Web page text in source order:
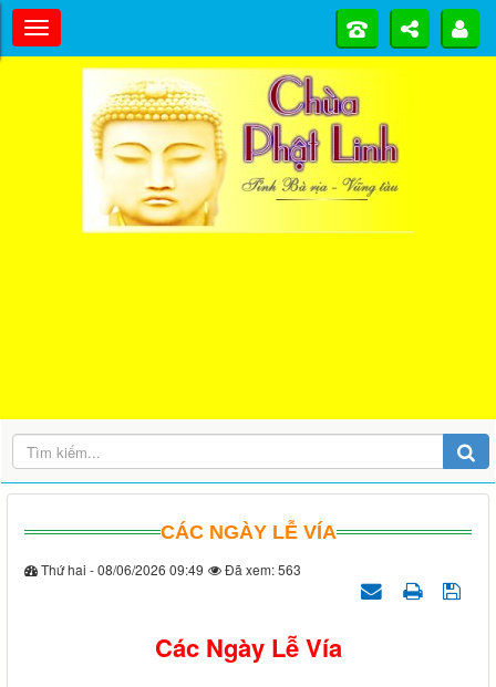
CÁC NGÀY LỄ VÍA
Thứ hai - 08/06/2026 09:49 Đã xem: 563
Các Ngày Lễ Vía